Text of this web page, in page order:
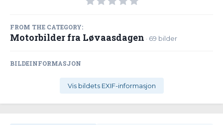
FROM THE CATEGORY:
Motorbilder fra Løvaasdagen · 69 bilder
BILDEINFORMASJON
Vis bildets EXIF-informasjon